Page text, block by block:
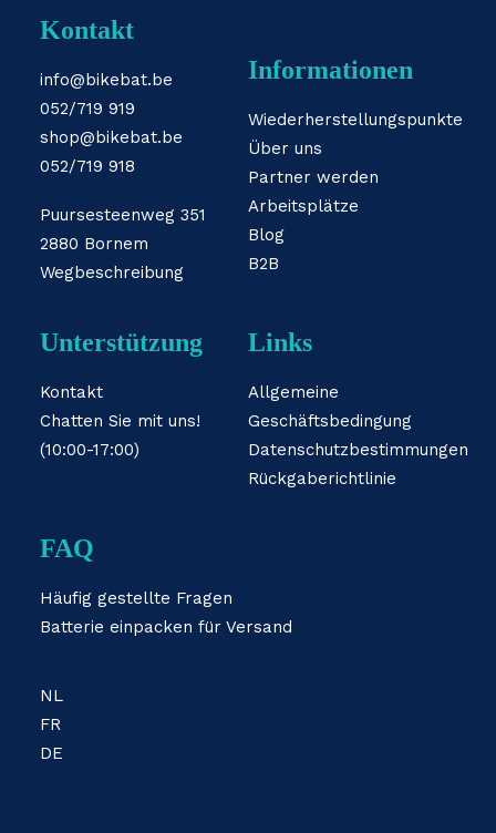
Kontakt
info@bikebat.be
052/719 919
shop@bikebat.be
052/719 918
Puursesteenweg 351
2880 Bornem
Wegbeschreibung
Informationen
Wiederherstellungspunkte
Über uns
Partner werden
Arbeitsplätze
Blog
B2B
Unterstützung
Kontakt
Chatten Sie mit uns!
(10:00-17:00)
Links
Allgemeine
Geschäftsbedingung
Datenschutzbestimmungen
Rückgaberichtlinie
FAQ
Häufig gestellte Fragen
Batterie einpacken für Versand
NL
FR
DE